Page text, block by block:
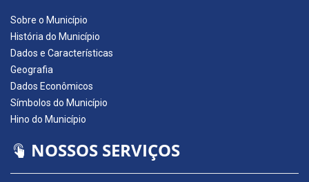
Sobre o Município
História do Município
Dados e Características
Geografia
Dados Econômicos
Símbolos do Município
Hino do Município
NOSSOS SERVIÇOS